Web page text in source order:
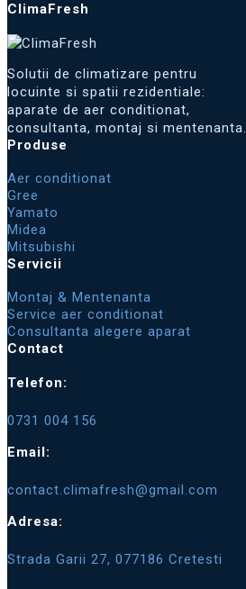
ClimaFresh
Solutii de climatizare pentru
locuinte si spatii rezidentiale:
aparate de aer conditionat,
consultanta, montaj si mentenanta.
Produse
Aer conditionat
Gree
Yamato
Midea
Mitsubishi
Servicii
Montaj & Mentenanta
Service aer conditionat
Consultanta alegere aparat
Contact
Telefon:
0731 004 156
Email:
contact.climafresh@gmail.com
Adresa:
Strada Garii 27, 077186 Cretesti